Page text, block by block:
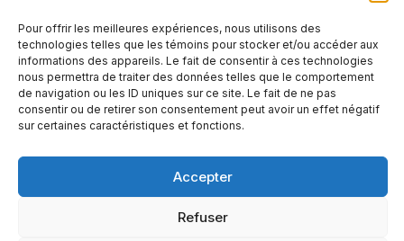
Pour offrir les meilleures expériences, nous utilisons des
technologies telles que les témoins pour stocker et/ou accéder aux
informations des appareils. Le fait de consentir à ces technologies
nous permettra de traiter des données telles que le comportement
de navigation ou les ID uniques sur ce site. Le fait de ne pas
consentir ou de retirer son consentement peut avoir un effet négatif
sur certaines caractéristiques et fonctions.
Accepter
Refuser
© Copyright 2026 – Altomédia Inc |
Ce site internet a été conçu et développé par Chameleon Ideas